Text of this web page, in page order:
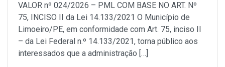
VALOR nº 024/2026 – PML COM BASE NO ART. Nº
75, INCISO II da Lei 14.133/2021 O Município de
Limoeiro/PE, em conformidade com Art. 75, inciso Il
– da Lei Federal n.º 14.133/2021, torna público aos
interessados que a administração […]